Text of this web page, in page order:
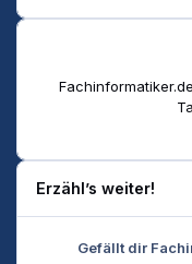
Erzähl’s weiter!
Gefällt dir